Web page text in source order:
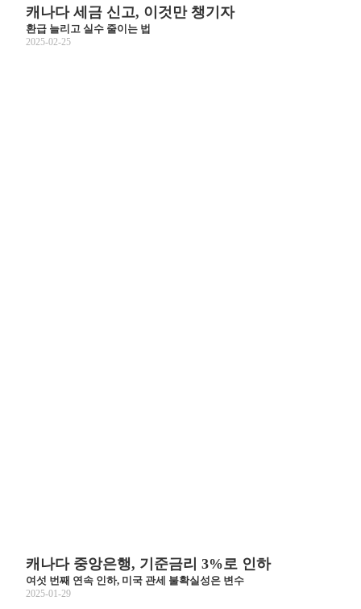
캐나다 세금 신고, 이것만 챙기자
환급 늘리고 실수 줄이는 법
2025-02-25
캐나다 중앙은행, 기준금리 3%로 인하
여섯 번째 연속 인하, 미국 관세 불확실성은 변수
2025-01-29